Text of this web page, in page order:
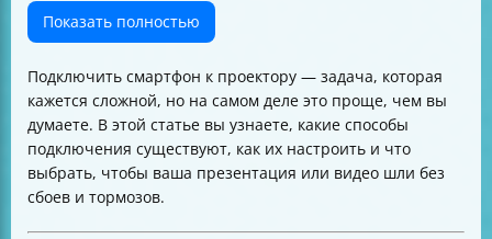
Проводное подключение — классика стабильности
Особенности подключения разных моделей
Что учесть при выборе способа подключения
Итоговая таблица сравнения способов подключения
Практические советы
Показать полностью
Подключить смартфон к проектору — задача, которая
кажется сложной, но на самом деле это проще, чем вы
думаете. В этой статье вы узнаете, какие способы
подключения существуют, как их настроить и что
выбрать, чтобы ваша презентация или видео шли без
сбоев и тормозов.